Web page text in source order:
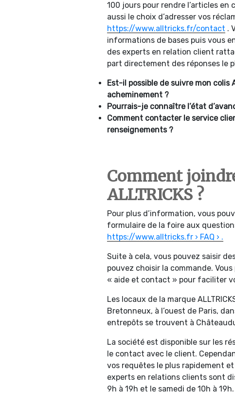
100 jours pour rendre l’articles en
aussi le choix d’adresser vos
https://www.alltricks.fr/contact .
informations de bases puis vous
des experts en relation client
part directement des réponses le
Est-il possible de suivre mon colis
acheminement ?
Pourrais-je connaître l’état
Comment contacter le service
renseignements ?
Comment
ALLTRICKS ?
Pour plus d’information, vous
formulaire de la foire aux
https://www.alltricks.fr › FAQ › .
Suite à cela, vous pouvez saisir
pouvez choisir la commande.
« aide et contact » pour faciliter
Les locaux de la marque
Bretonneux, à l’ouest de Paris,
entrepôts se trouvent à
La société est disponible sur les
le contact avec le client.
vos requêtes le plus rapidement
experts en relations clients sont
9h à 19h et le samedi de 10h à 19h.